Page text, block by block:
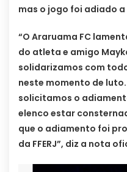
mas o jogo foi adiado
“O Araruama FC
do atleta e amigo
solidarizamos com
neste momento de
solicitamos o
elenco estar
que o adiamento foi
da FFERJ”, diz a nota